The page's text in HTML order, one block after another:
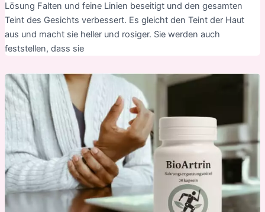
Lösung Falten und feine Linien beseitigt und den gesamten
Teint des Gesichts verbessert. Es gleicht den Teint der Haut
aus und macht sie heller und rosiger. Sie werden auch
feststellen, dass sie